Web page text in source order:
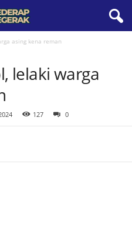
asing kena reman
lelaki warga
127 0